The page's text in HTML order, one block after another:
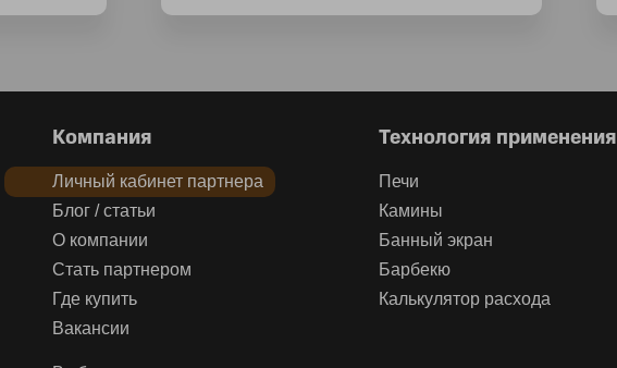
Компания
Личный кабинет партнера
Блог / статьи
О компании
Стать партнером
Где купить
Вакансии
Технология применения
Печи
Камины
Банный экран
Барбекю
Калькулятор расхода